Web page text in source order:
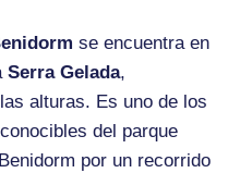
se encuentra en
Serra Gelada,
alturas. Es uno de los
del parque
por un recorrido